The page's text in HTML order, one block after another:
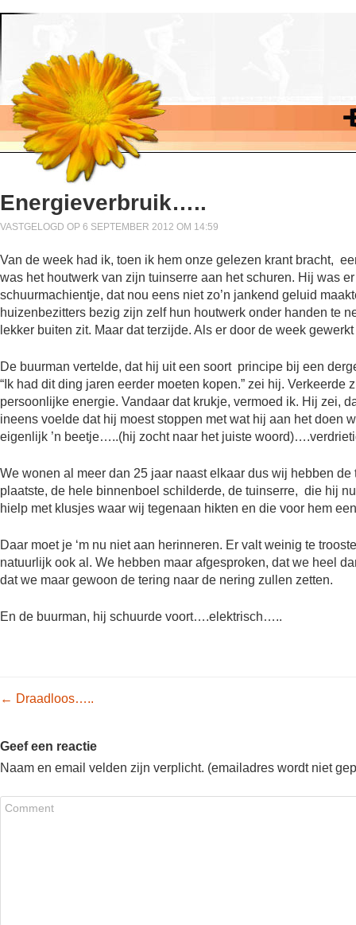
Energieverbruik…..
VASTGELOGD OP 6 SEPTEMBER 2012 OM 14:59
Van de week had ik, toen ik hem onze gelezen krant bracht,
was het houtwerk van zijn tuinserre aan het schuren. Hij was
schuurmachientje, dat nou eens niet zo’n jankend geluid
huizenbezitters bezig zijn zelf hun houtwerk onder handen te
lekker buiten zit. Maar dat terzijde. Als er door de week
De buurman vertelde, dat hij uit een soort principe bij een
“Ik had dit ding jaren eerder moeten kopen.” zei hij.
persoonlijke energie. Vandaar dat krukje, vermoed ik. Hij zei,
ineens voelde dat hij moest stoppen met wat hij aan het doen
eigenlijk ’n beetje…..(hij zocht naar het juiste
We wonen al meer dan 25 jaar naast elkaar dus wij hebben
plaatste, de hele binnenboel schilderde, de tuinserre, die hij
hielp met klusjes waar wij tegenaan hikten en die voor hem
Daar moet je ‘m nu niet aan herinneren. Er valt weinig te
natuurlijk ook al. We hebben maar afgesproken, dat we heel
dat we maar gewoon de tering naar de nering zullen zetten.
En de buurman, hij schuurde voort….elektrisch…..
Post navigation
← Draadloos…..
Geef een reactie
Naam en email velden zijn verplicht. (emailadres wordt niet